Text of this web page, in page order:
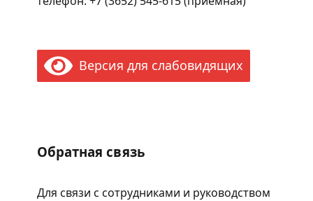
Версия для слабовидящих
Обратная связь
Для связи с сотрудниками и руководством